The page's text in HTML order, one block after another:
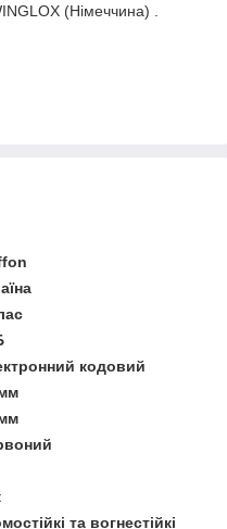
(Німеччина) .
кодовий
та вогнестійкі